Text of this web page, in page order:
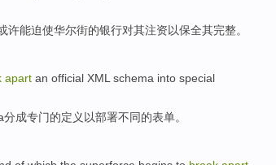
许能迫使华尔街的银行对其注资以保全其完整。
apart an official XML schema into special
分成专门的定义 以部署不同的表单。